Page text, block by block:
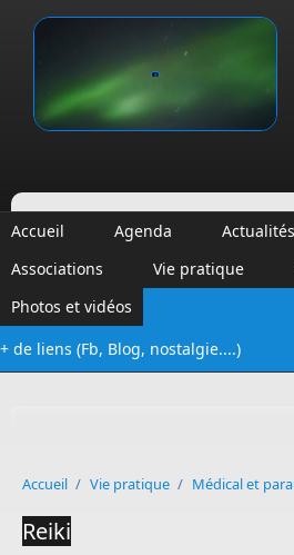
Accueil Agenda Actualités
Associations
Vie pratique
Photos et vidéos
+ de liens (Fb, Blog, nostalgie....)
Accueil / Vie pratique / Médical et
Reiki